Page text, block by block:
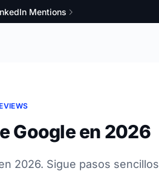
Mentions
Google en 2026
2026. Sigue pasos sencillos